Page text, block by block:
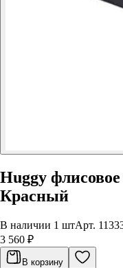
Huggy
Красный
В наличии 1 штАрт.
3 560 ₽
В корзину